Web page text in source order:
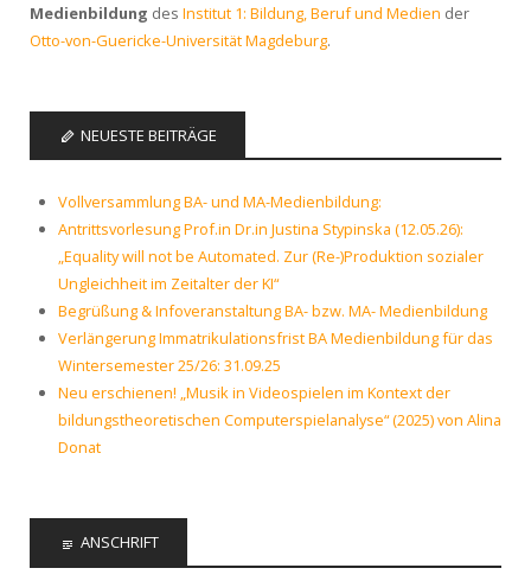
Medienbildung des Institut 1: Bildung, Beruf und Medien der
Otto-von-Guericke-Universität Magdeburg.
NEUESTE BEITRÄGE
Vollversammlung BA- und MA-Medienbildung:
Antrittsvorlesung Prof.in Dr.in Justina Stypinska (12.05.26):
„Equality will not be Automated. Zur (Re-)Produktion sozialer
Ungleichheit im Zeitalter der KI“
Begrüßung & Infoveranstaltung BA- bzw. MA- Medienbildung
Verlängerung Immatrikulationsfrist BA Medienbildung für das
Wintersemester 25/26: 31.09.25
Neu erschienen! „Musik in Videospielen im Kontext der
bildungstheoretischen Computerspielanalyse“ (2025) von Alina
Donat
ANSCHRIFT